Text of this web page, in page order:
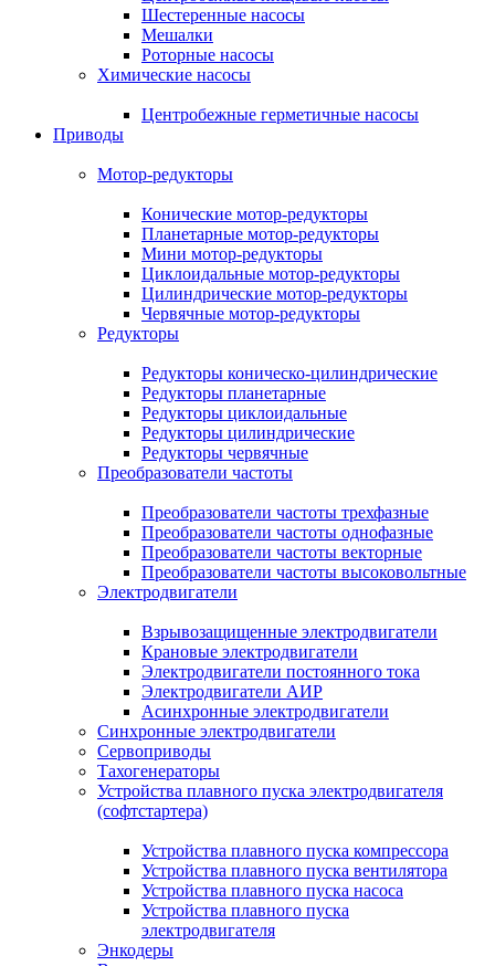
Шестеренные насосы
Мешалки
Роторные насосы
Химические насосы
Центробежные герметичные насосы
Приводы
Мотор-редукторы
Конические мотор-редукторы
Планетарные мотор-редукторы
Мини мотор-редукторы
Циклоидальные мотор-редукторы
Цилиндрические мотор-редукторы
Червячные мотор-редукторы
Редукторы
Редукторы коническо-цилиндрические
Редукторы планетарные
Редукторы циклоидальные
Редукторы цилиндрические
Редукторы червячные
Преобразователи частоты
Преобразователи частоты трехфазные
Преобразователи частоты однофазные
Преобразователи частоты векторные
Преобразователи частоты высоковольтные
Электродвигатели
Взрывозащищенные электродвигатели
Крановые электродвигатели
Электродвигатели постоянного тока
Электродвигатели АИР
Асинхронные электродвигатели
Синхронные электродвигатели
Сервоприводы
Тахогенераторы
Устройства плавного пуска электродвигателя
(софтстартера)
Устройства плавного пуска компрессора
Устройства плавного пуска вентилятора
Устройства плавного пуска насоса
Устройства плавного пуска
электродвигателя
Энкодеры